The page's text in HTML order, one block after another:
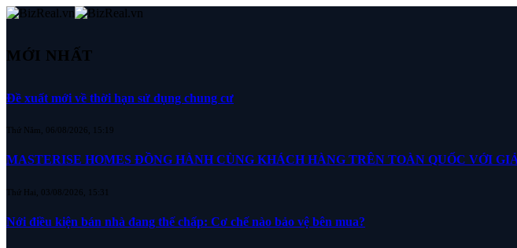
MỚI NHẤT
Đề xuất mới về thời hạn sử dụng chung cư
Thứ Năm, 06/08/2026, 15:19
MASTERISE HOMES ĐỒNG HÀNH CÙNG KHÁCH HÀNG TRÊN TOÀN QUỐC VỚI
Thứ Hai, 03/08/2026, 15:31
Nới điều kiện bán nhà đang thế chấp: Cơ chế nào bảo vệ bên mua?